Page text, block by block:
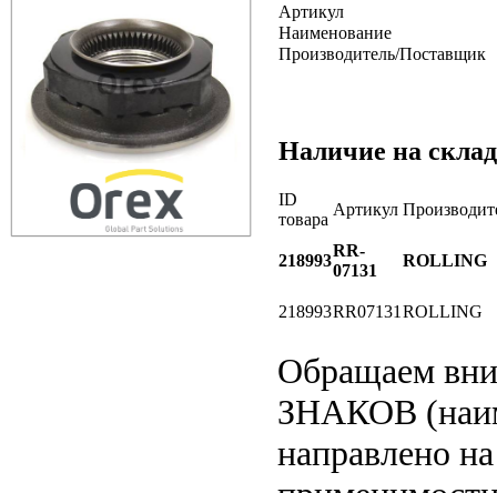
Артикул
Наименование
Производитель/Поставщик
Наличие на
ID
товара
Артикул
218993
RR-
07131
ROLLING
218993RR07131 ROLLING
Обращаем
ЗНАКОВ
направлено